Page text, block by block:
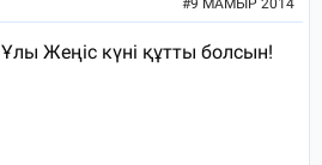
#9 МАМЫР 2014
Ұлы Жеңіс күні құтты болсын!